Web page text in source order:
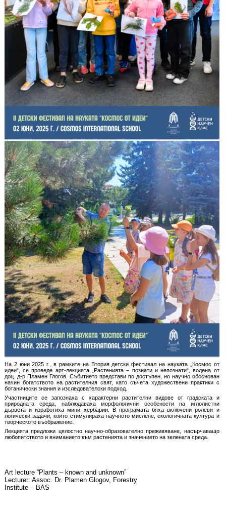
На 2 юни 2025 г., в рамките на Втория детски фестивал на науката „Космос от
идеи“, се проведе арт-лекцията „Растенията – познати и непознати“, водена от
доц. д-р Пламен Глогов. Събитието представи по достъпен, но научно обоснован
начин богатството на растителния свят, като съчета художествени практики с
ботанически знания и изследователски подход.
Участниците се запознаха с характерни растителни видове от градската и
природната среда, наблюдаваха морфологични особености на иглолистни
дървета и изработиха мини хербарии. В програмата бяха включени ролеви и
логически задачи, които стимулираха научното мислене, екологичната култура и
творческото въображение.
Лекцията предложи цялостно научно-образователно преживяване, насърчаващо
любопитството и вниманието към растенията и значението на зелената среда.
Art lecture “Plants – known and unknown”
Lecturer: Assoc. Dr. Plamen Glogov, Forestry
Institute – BAS